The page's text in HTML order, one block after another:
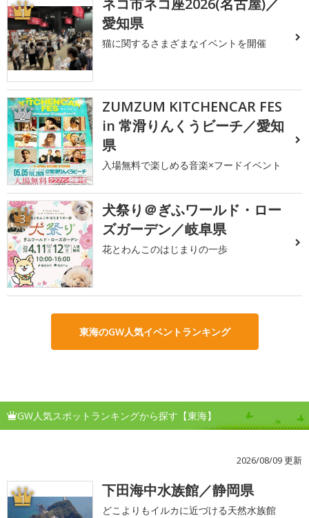
1
ネコ市ネコ座2026(名古屋)／
愛知県
猫に関するさまざまなイベントを開催
2
ZUMZUM KITCHENCAR FES
in 常滑りんくうビーチ／愛知
県
入場無料で楽しめる音楽×フードイベント
3
犬祭り＠ぎふワールド・ロー
ズガーデン／岐阜県
花とわんこのはじまりの一歩
東海のGW人気イベントランキング
GW人気スポットランキングから探す【東海】
2026/08/09 更新
1 下田海中水族館／静岡県
どこよりもイルカに近づける天然水族館